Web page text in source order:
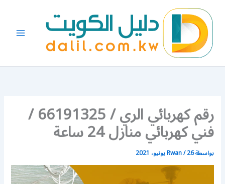
المحتوى
رقم كهربائي الري / 66191325 /
فني كهربائي منازل 24 ساعة
بواسطة Rwan/26 يونيو، 2021